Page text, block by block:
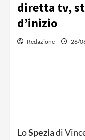
diretta tv,
d’inizio
Redazione 26/
LoSpeziadi